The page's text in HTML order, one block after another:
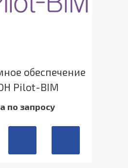
обеспечение
Pilot-BIM
по запросу